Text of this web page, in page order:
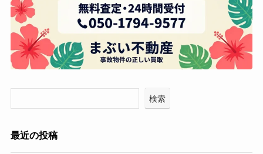
検索
最近の投稿